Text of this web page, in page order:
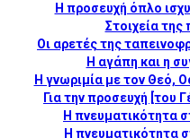
Η προσευχή όπλο
Στοιχεία
Οι αρετές της
Η αγάπη και η
Η γνωριμία με τον Θεό,
Για την προσευχή [του
Η πνευματικότητα
Η πνευματικότητα